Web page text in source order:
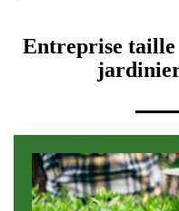
Entreprise taille